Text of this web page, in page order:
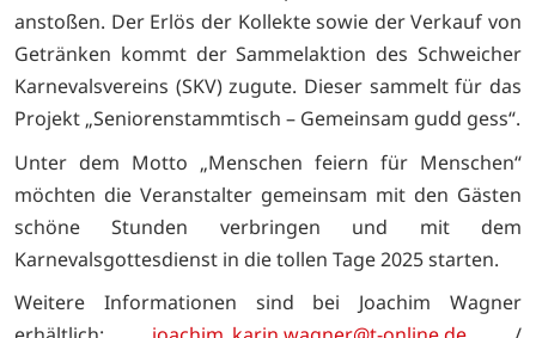
anstoßen. Der Erlös der Kollekte sowie der Verkauf von
Getränken kommt der Sammelaktion des Schweicher
Karnevalsvereins (SKV) zugute. Dieser sammelt für das
Projekt „Seniorenstammtisch – Gemeinsam gudd gess“.
Unter dem Motto „Menschen feiern für Menschen“
möchten die Veranstalter gemeinsam mit den Gästen
schöne Stunden verbringen und mit dem
Karnevalsgottesdienst in die tollen Tage 2025 starten.
Weitere Informationen sind bei Joachim Wagner